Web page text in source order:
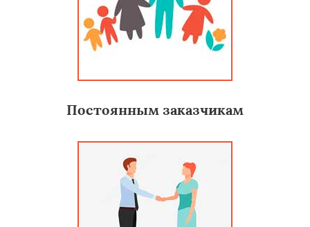
Постоянным заказчикам